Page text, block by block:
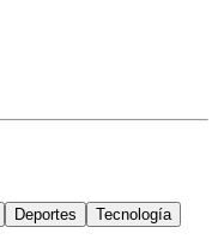
Deportes
Tecnología